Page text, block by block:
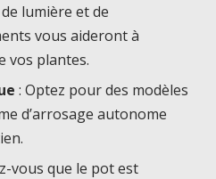
de lumière et de
vous aideront à
vos plantes.
: Optez pour des modèles
d’arrosage autonome
vous que le pot est